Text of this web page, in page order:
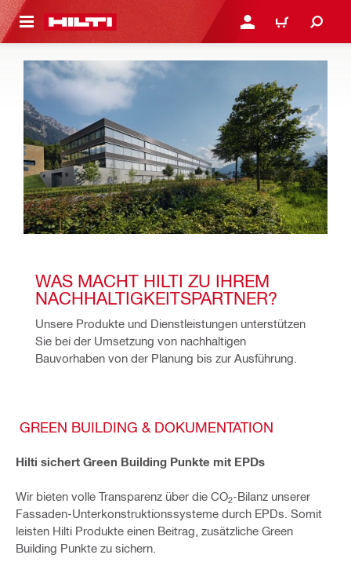
ANMELDEN ODER
WARENKORB
WAS MACHT HILTI ZU IHREM
NACHHALTIGKEITSPARTNER?
Unsere Produkte und Dienstleistungen unterstützen
Sie bei der Umsetzung von nachhaltigen
Bauvorhaben von der Planung bis zur Ausführung.
GREEN BUILDING & DOKUMENTATION
Hilti sichert Green Building Punkte mit EPDs
Wir bieten volle Transparenz über die CO2-Bilanz unserer
Fassaden-Unterkonstruktionssysteme durch EPDs. Somit
leisten Hilti Produkte einen Beitrag, zusätzliche Green
Building Punkte zu sichern.